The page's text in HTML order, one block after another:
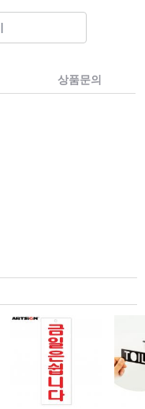
상품문의